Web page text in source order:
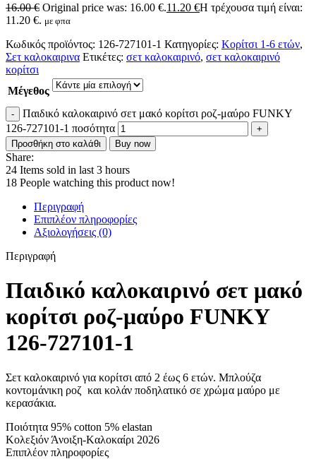
16.00€ Original price was: 16.00 €.11.20 €Η τρέχουσα τιμή είναι:
11.20 €. με φπα
Κωδικός προϊόντος: 126-727101-1 Κατηγορίες: Κορίτσι 1-6 ετών,
Σετ καλοκαιρινα Ετικέτες: σετ καλοκαιρινό, σετ καλοκαιρινό
κορίτσι
Μέγεθος
Παιδικό καλοκαιρινό σετ μακό κορίτσι ροζ-μαύρο FUNKY
126-727101-1 ποσότητα
Προσθήκη στο καλάθι Buy now
Share:
24 Items sold in last 3 hours
18 People watching this product now!
Περιγραφή
Επιπλέον πληροφορίες
Αξιολογήσεις (0)
Περιγραφή
Παιδικό καλοκαιρινό σετ μακό
κορίτσι ροζ-μαύρο FUNKY
126-727101-1
Σετ καλοκαιρινό για κορίτσι από 2 έως 6 ετών. Μπλούζα
κοντομάνικη ροζ και κολάν ποδηλατικό σε χρώμα μαύρο με
κερασάκια.
Ποιότητα 95% cotton 5% elastan
Κολεξιόν Άνοιξη-Kαλοκαίρι 2026
Επιπλέον πληροφορίες